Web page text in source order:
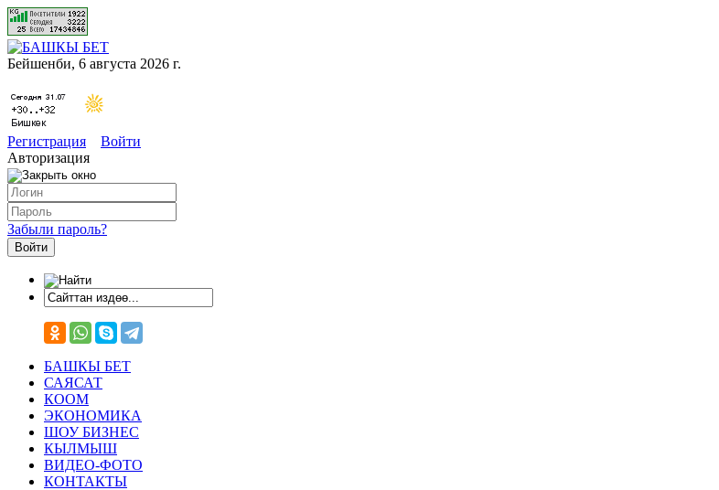
Бейшенби, 6 августа 2026 г.
Регистрация
Войти
Авторизация
Забыли пароль?
БАШКЫ БЕТ
САЯСАТ
КООМ
ЭКОНОМИКА
ШОУ БИЗНЕС
КЫЛМЫШ
ВИДЕО-ФОТО
КОНТАКТЫ